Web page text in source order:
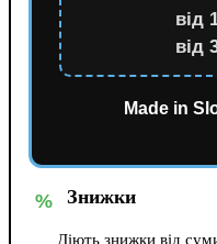
від
від
Made in
% Знижки
Діють знижки від